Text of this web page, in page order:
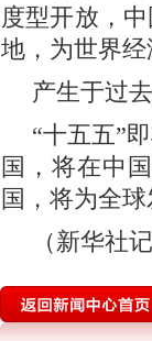
度型开放，
地，为世界经
产生于过
“十五五”
国，将在中
国，将为全
（新华社